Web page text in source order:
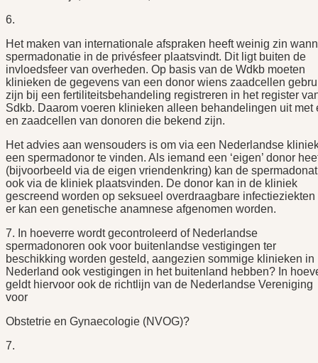
6.
Het maken van internationale afspraken heeft weinig zin
spermadonatie in de privésfeer plaatsvindt. Dit ligt buiten de
invloedsfeer van overheden. Op basis van de Wdkb moeten
klinieken de gegevens van een donor wiens zaadcellen
zijn bij een fertiliteitsbehandeling registreren in het register
Sdkb. Daarom voeren klinieken alleen behandelingen uit met
en zaadcellen van donoren die bekend zijn.
Het advies aan wensouders is om via een Nederlandse
een spermadonor te vinden. Als iemand een ‘eigen’ donor
(bijvoorbeeld via de eigen vriendenkring) kan de
ook via de kliniek plaatsvinden. De donor kan in de kliniek
gescreend worden op seksueel overdraagbare infectieziekten
er kan een genetische anamnese afgenomen worden.
7. In hoeverre wordt gecontroleerd of Nederlandse
spermadonoren ook voor buitenlandse vestigingen ter
beschikking worden gesteld, aangezien sommige klinieken in
Nederland ook vestigingen in het buitenland hebben? In
geldt hiervoor ook de richtlijn van de Nederlandse Vereniging
voor
Obstetrie en Gynaecologie (NVOG)?
7.